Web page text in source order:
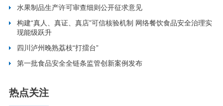
水果制品生产许可审查细则公开征求意见
构建“真人、真证、真店”可信核验机制 网络餐饮食品安全治理实
现能级跃升
四川泸州晚熟荔枝“打擂台”
第一批食品安全全链条监管创新案例发布
热点关注